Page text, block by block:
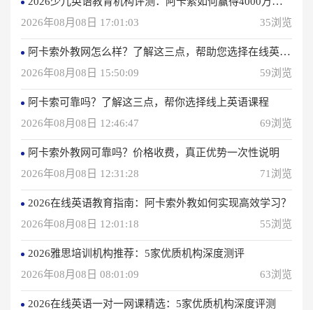
2026年08月08日 17:01:03
35浏览
阿卡索外教网怎么样？了解这三点，帮助您选择在线英语学习方法
2026年08月08日 15:50:09
59浏览
阿卡索可靠吗？了解这三点，帮你选择线上英语课程
2026年08月08日 12:46:47
69浏览
阿卡索外教网可靠吗？价格收费，真正优势一次性说明
2026年08月08日 12:31:28
71浏览
2026在线英语教育指南：阿卡索外教如何实现高效学习？
2026年08月08日 12:01:18
55浏览
2026雅思培训机构推荐：5家优质机构深度测评
2026年08月08日 08:01:09
63浏览
2026在线英语一对一网课精选：5家优质机构深度评测